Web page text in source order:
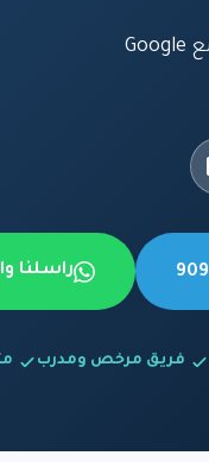
راسلنا
فريق مرخص ومدرب